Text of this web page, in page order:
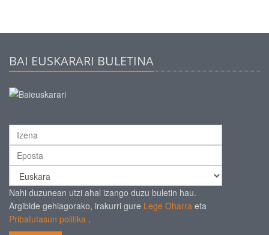
BAI EUSKARARI BULETINA
Nahi duzunean utzi ahal izango duzu buletin hau.
Argibide gehiagorako, irakurri gure Lege Oharra eta
Pribatutasun politika .